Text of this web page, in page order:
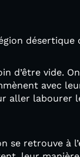
désertique
d’être vide.
avec
aller labourer
se retrouve à